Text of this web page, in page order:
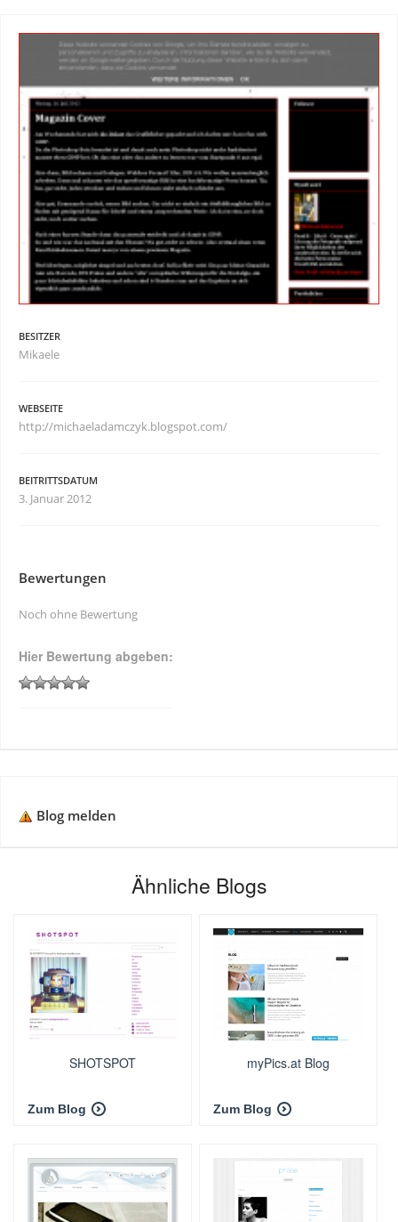
BESITZER
Mikaele
WEBSEITE
http://michaeladamczyk.blogspot.com/
BEITRITTSDATUM
3. Januar 2012
Bewertungen
Noch ohne Bewertung
Hier Bewertung abgeben:
Blog melden
Ähnliche Blogs
SHOTSPOT
Zum Blog
myPics.at Blog
Zum Blog